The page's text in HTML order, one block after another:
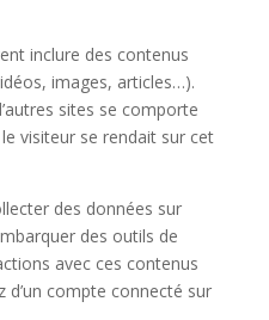
inclure des contenus
images, articles…).
sites se comporte
visiteur se rendait sur cet
des données sur
des outils de
avec ces contenus
d’un compte connecté sur